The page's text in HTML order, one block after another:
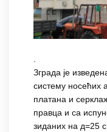
.
Зграда је
систему носећих
платана и
правца и са
зиданих на д=25